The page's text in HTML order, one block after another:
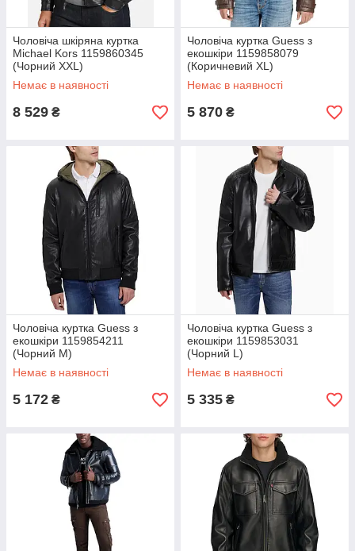
Чоловіча шкіряна куртка
Michael Kors 1159860345
(Чорний XXL)
Немає в наявності
8 529 ₴
Чоловіча куртка Guess з
екошкіри 1159858079
(Коричневий XL)
Немає в наявності
5 870 ₴
Чоловіча куртка Guess з
екошкіри 1159854211
(Чорний M)
Немає в наявності
5 172 ₴
Чоловіча куртка Guess з
екошкіри 1159853031
(Чорний L)
Немає в наявності
5 335 ₴